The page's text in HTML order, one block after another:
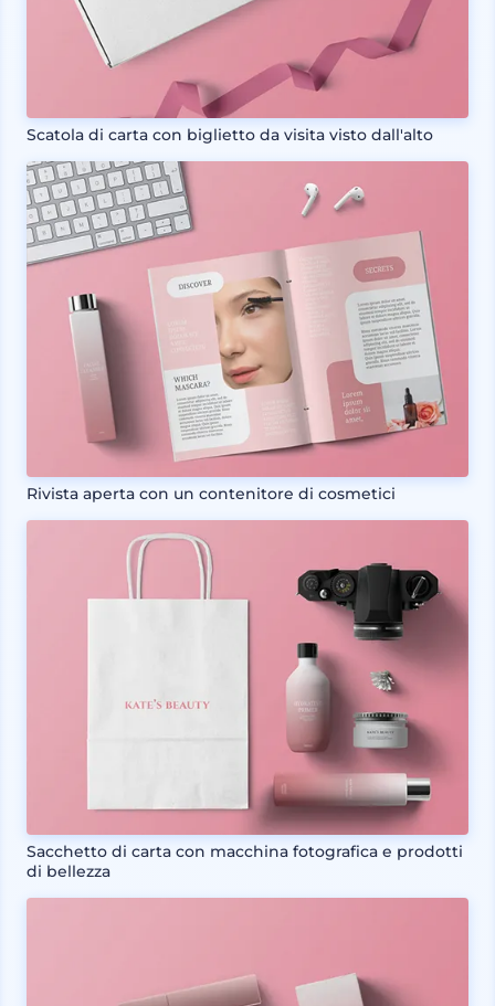
Scatola di carta con biglietto da visita visto dall'alto
Rivista aperta con un contenitore di cosmetici
Sacchetto di carta con macchina fotografica e prodotti
di bellezza